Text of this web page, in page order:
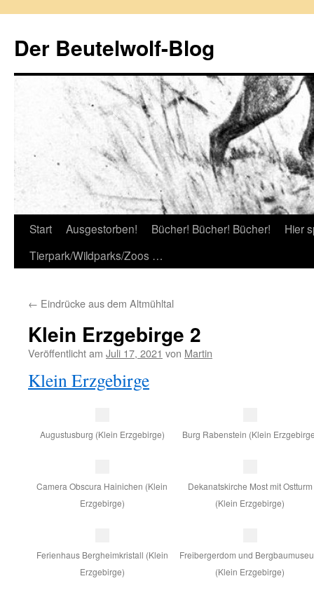
springen
Der Beutelwolf-Blog
Start Ausgestorben! Bücher! Bücher! Bücher!
Hier
Tierpark/Wildparks/Zoos …
← Eindrücke aus dem Altmühltal
Klein Erzgebirge 2
Veröffentlicht am Juli 17, 2021 von Martin
Klein Erzgebirge
Augustusburg (Klein Erzgebirge) Burg Rabenstein (Klein
Camera Obscura Hainichen (Klein
Erzgebirge)
Dekanatskirche Most mit Ostturm
(Klein Erzgebirge)
Ferienhaus Bergheimkristall (Klein
Erzgebirge)
Freibergerdom und
(Klein Erzgebirge)